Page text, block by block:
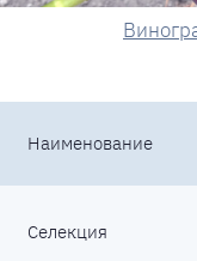
Наименование
Селекция